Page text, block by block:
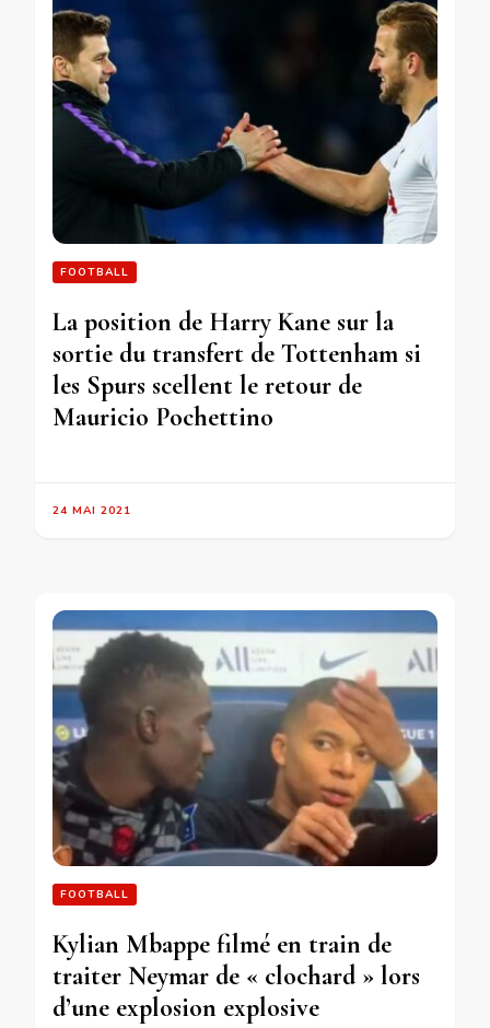
FOOTBALL
La position de Harry Kane sur la
sortie du transfert de Tottenham si
les Spurs scellent le retour de
Mauricio Pochettino
24 MAI 2021
FOOTBALL
Kylian Mbappe filmé en train de
traiter Neymar de « clochard » lors
d’une explosion explosive